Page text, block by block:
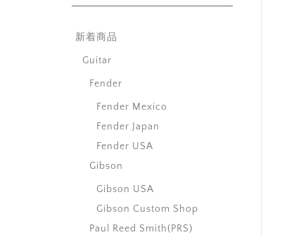
新着商品
Guitar
Fender
Fender Mexico
Fender Japan
Fender USA
Gibson
Gibson USA
Gibson Custom Shop
Paul Reed Smith(PRS)